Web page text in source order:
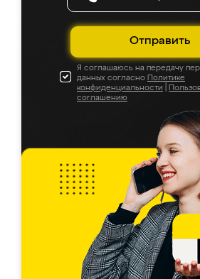
Отправить
Я соглашаюсь на передачу
данных согласно Политике
конфиденциальности
соглашению